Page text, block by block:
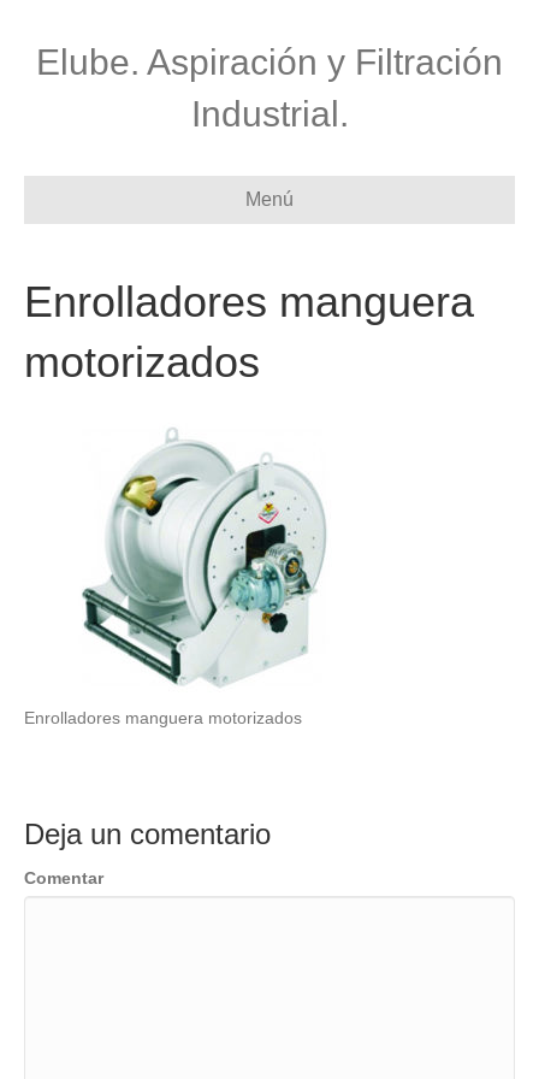
Elube. Aspiración y Filtración
Industrial.
Menú
Enrolladores manguera
motorizados
Enrolladores manguera motorizados
Deja un comentario
Comentar